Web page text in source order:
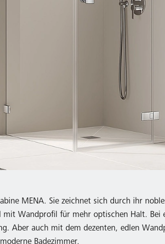
MENA. Sie zeichnet sich durch ihr
Wandprofil für mehr optischen Halt.
Aber auch mit dem dezenten, edlen
Badezimmer.